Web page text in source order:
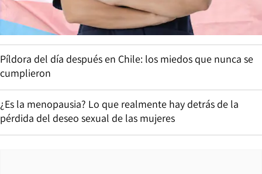
Píldora del día después en Chile: los miedos que nunca se
cumplieron
¿Es la menopausia? Lo que realmente hay detrás de la
pérdida del deseo sexual de las mujeres